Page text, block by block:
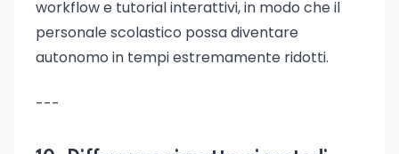
workflow e tutorial interattivi, in modo che il
personale scolastico possa diventare
autonomo in tempi estremamente ridotti.
---